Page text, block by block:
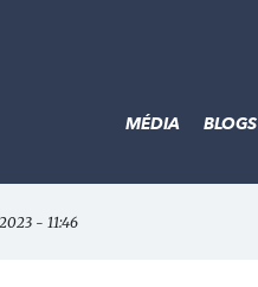
MÉDIA BLOGS
- 11:46